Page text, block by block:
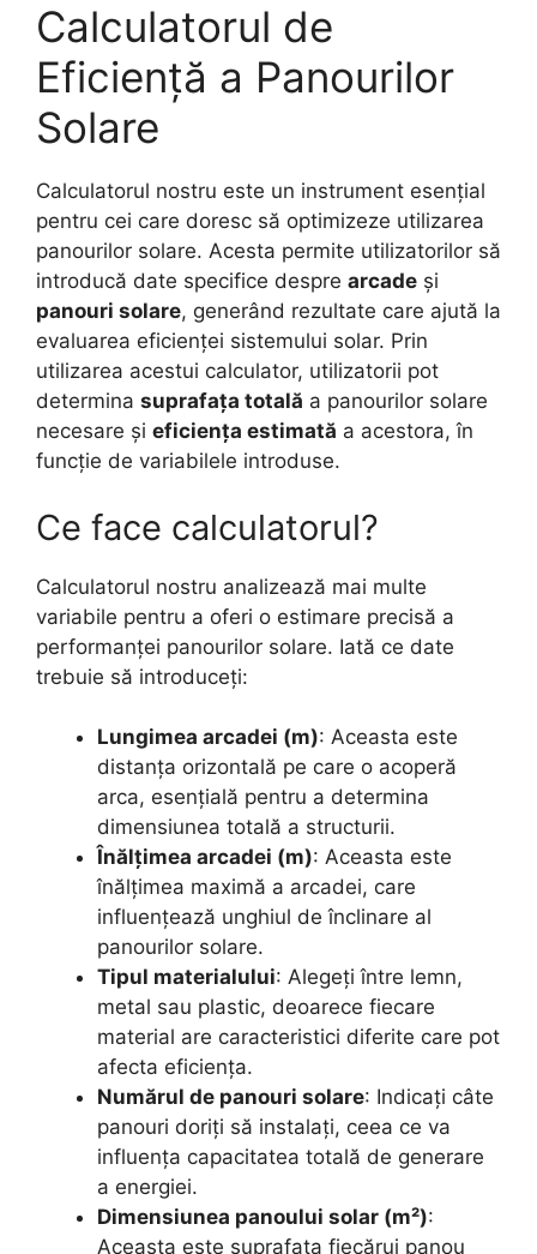
Calculatorul de
Eficiență a Panourilor
Solare
Calculatorul nostru este un instrument esențial
pentru cei care doresc să optimizeze utilizarea
panourilor solare. Acesta permite utilizatorilor să
introducă date specifice despre arcade și
panouri solare, generând rezultate care ajută la
evaluarea eficienței sistemului solar. Prin
utilizarea acestui calculator, utilizatorii pot
determina suprafața totală a panourilor solare
necesare și eficiența estimată a acestora, în
funcție de variabilele introduse.
Ce face calculatorul?
Calculatorul nostru analizează mai multe
variabile pentru a oferi o estimare precisă a
performanței panourilor solare. Iată ce date
trebuie să introduceți:
Lungimea arcadei (m): Aceasta este
distanța orizontală pe care o acoperă
arca, esențială pentru a determina
dimensiunea totală a structurii.
Înălțimea arcadei (m): Aceasta este
înălțimea maximă a arcadei, care
influențează unghiul de înclinare al
panourilor solare.
Tipul materialului: Alegeți între lemn,
metal sau plastic, deoarece fiecare
material are caracteristici diferite care pot
afecta eficiența.
Numărul de panouri solare: Indicați câte
panouri doriți să instalați, ceea ce va
influența capacitatea totală de generare
a energiei.
Dimensiunea panoului solar (m²):
Aceasta este suprafața fiecărui panou